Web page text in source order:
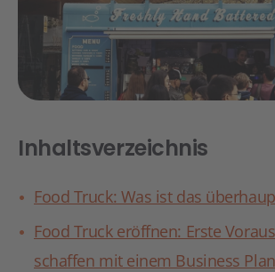
Inhaltsverzeichnis
Food Truck: Was ist das
Food Truck eröffnen: Erste
schaffen mit einem Business Plan